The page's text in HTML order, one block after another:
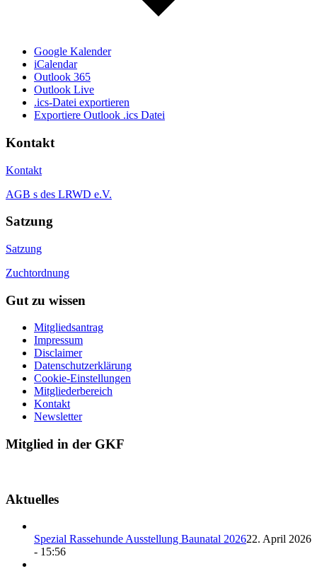
Google Kalender
iCalendar
Outlook 365
Outlook Live
.ics-Datei exportieren
Exportiere Outlook .ics Datei
Kontakt
Kontakt
AGB s des LRWD e.V.
Satzung
Satzung
Zuchtordnung
Gut zu wissen
Mitgliedsantrag
Impressum
Disclaimer
Datenschutzerklärung
Cookie-Einstellungen
Mitgliederbereich
Kontakt
Newsletter
Mitglied in der GKF
Aktuelles
Spezial Rassehunde Ausstellung Baunatal 202622. April 2026
- 15:56